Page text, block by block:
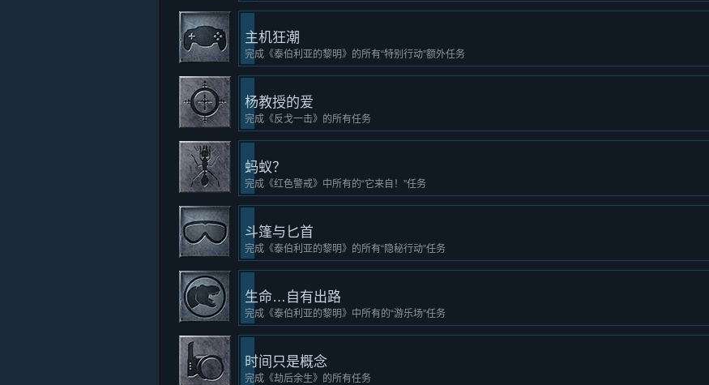
主机狂潮
完成《泰伯利亚的黎明》的所有“特别行动”额外任务
杨教授的爱
完成《反戈一击》的所有任务
蚂蚁？
完成《红色警戒》中所有的“它来自！”任务
斗篷与匕首
完成《泰伯利亚的黎明》的所有“隐秘行动”任务
生命…自有出路
完成《泰伯利亚的黎明》中所有的“游乐场”任务
时间只是概念
完成《劫后余生》的所有任务